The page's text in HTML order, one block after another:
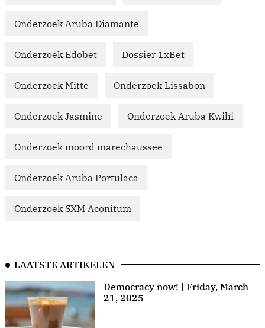
Onderzoek Aruba Diamante
Onderzoek Edobet Dossier 1xBet
Onderzoek Mitte Onderzoek Lissabon
Onderzoek Jasmine Onderzoek Aruba Kwihi
Onderzoek moord marechaussee
Onderzoek Aruba Portulaca
Onderzoek SXM Aconitum
LAATSTE ARTIKELEN
Democracy now! | Friday, March
21, 2025